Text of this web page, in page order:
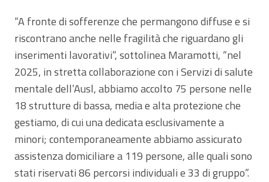
“A fronte di sofferenze che permangono diffuse e si
riscontrano anche nelle fragilità che riguardano gli
inserimenti lavorativi”, sottolinea Maramotti, “nel
2025, in stretta collaborazione con i Servizi di salute
mentale dell’Ausl, abbiamo accolto 75 persone nelle
18 strutture di bassa, media e alta protezione che
gestiamo, di cui una dedicata esclusivamente a
minori; contemporaneamente abbiamo assicurato
assistenza domiciliare a 119 persone, alle quali sono
stati riservati 86 percorsi individuali e 33 di gruppo”.